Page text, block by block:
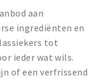
aan
ingrediënten en
tot
ieder wat wils.
of een verfrissend